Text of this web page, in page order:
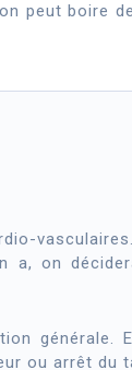
peut boire de
a, on
générale.
ou arrêt du